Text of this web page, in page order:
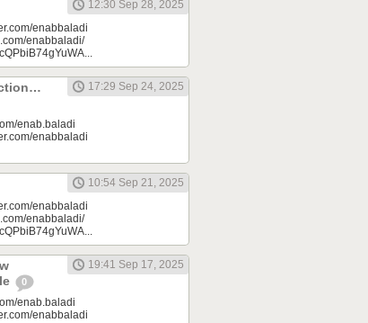
12:30 Sep 28, 2025
enabbaladi
enabbaladi/
17:29 Sep 24, 2025
enab.baladi
enabbaladi
10:54 Sep 21, 2025
enabbaladi
enabbaladi/
0
19:41 Sep 17, 2025
enab.baladi
enabbaladi